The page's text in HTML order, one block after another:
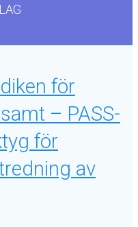
för
– PASS-
för
av